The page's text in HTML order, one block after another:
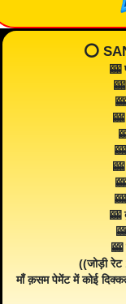
⭕️
🎰
🎰
🎰
((जोड़ी
माँ क़सम पेमेंट में कोई